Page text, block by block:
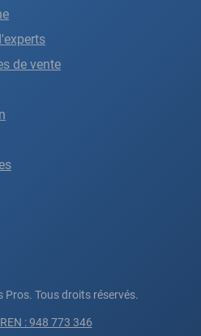
de vente
Tous droits réservés.
: 948 773 346